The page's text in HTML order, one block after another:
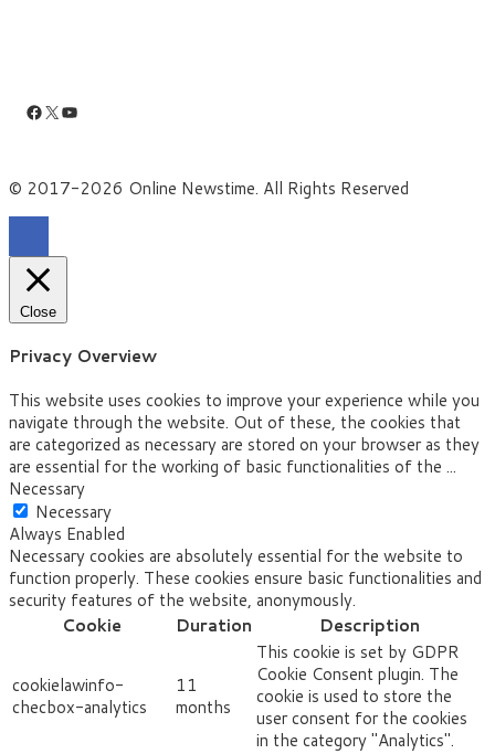
Facebook
X YouTube
© 2017-2026 Online Newstime. All Rights Reserved
Close
Privacy Overview
This website uses cookies to improve your experience while you
navigate through the website. Out of these, the cookies that
are categorized as necessary are stored on your browser as they
are essential for the working of basic functionalities of the ...
Necessary
Necessary
Always Enabled
Necessary cookies are absolutely essential for the website to
function properly. These cookies ensure basic functionalities and
security features of the website, anonymously.
Cookie
Duration Description
cookielawinfo-
checbox-analytics
11
months
This cookie is set by GDPR
Cookie Consent plugin. The
cookie is used to store the
user consent for the cookies
in the category "Analytics".